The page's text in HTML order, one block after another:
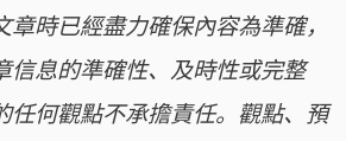
章時已經盡力確保內容為準確，
信息的準確性、及時性或完整
任何觀點不承擔責任。觀點、預